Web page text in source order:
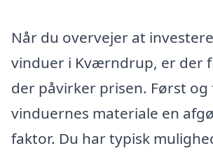
Når du overvejer at
vinduer i Kværndrup, er der
der påvirker prisen. Først
vinduernes materiale en
faktor. Du har typisk